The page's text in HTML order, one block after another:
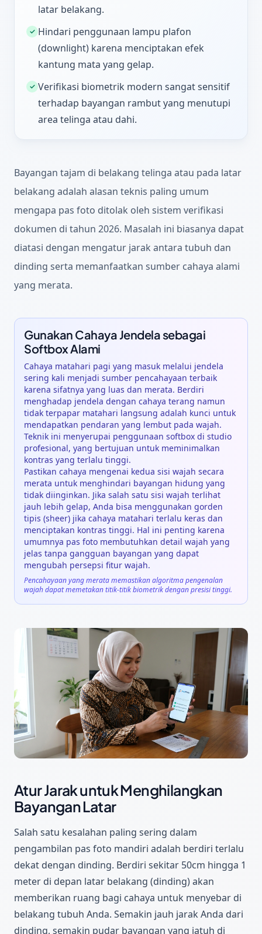
latar belakang.
✓ Hindari penggunaan lampu plafon
(downlight) karena menciptakan efek
kantung mata yang gelap.
✓ Verifikasi biometrik modern sangat sensitif
terhadap bayangan rambut yang menutupi
area telinga atau dahi.
Bayangan tajam di belakang telinga atau pada latar
belakang adalah alasan teknis paling umum
mengapa pas foto ditolak oleh sistem verifikasi
dokumen di tahun 2026. Masalah ini biasanya dapat
diatasi dengan mengatur jarak antara tubuh dan
dinding serta memanfaatkan sumber cahaya alami
yang merata.
Gunakan Cahaya Jendela sebagai
Softbox Alami
Cahaya matahari pagi yang masuk melalui jendela
sering kali menjadi sumber pencahayaan terbaik
karena sifatnya yang luas dan merata. Berdiri
menghadap jendela dengan cahaya terang namun
tidak terpapar matahari langsung adalah kunci untuk
mendapatkan pendaran yang lembut pada wajah.
Teknik ini menyerupai penggunaan softbox di studio
profesional, yang bertujuan untuk meminimalkan
kontras yang terlalu tinggi.
Pastikan cahaya mengenai kedua sisi wajah secara
merata untuk menghindari bayangan hidung yang
tidak diinginkan. Jika salah satu sisi wajah terlihat
jauh lebih gelap, Anda bisa menggunakan gorden
tipis (sheer) jika cahaya matahari terlalu keras dan
menciptakan kontras tinggi. Hal ini penting karena
umumnya pas foto membutuhkan detail wajah yang
jelas tanpa gangguan bayangan yang dapat
mengubah persepsi fitur wajah.
Pencahayaan yang merata memastikan algoritma pengenalan
wajah dapat memetakan titik-titik biometrik dengan presisi tinggi.
Atur Jarak untuk Menghilangkan
Bayangan Latar
Salah satu kesalahan paling sering dalam
pengambilan pas foto mandiri adalah berdiri terlalu
dekat dengan dinding. Berdiri sekitar 50cm hingga 1
meter di depan latar belakang (dinding) akan
memberikan ruang bagi cahaya untuk menyebar di
belakang tubuh Anda. Semakin jauh jarak Anda dari
dinding, semakin pudar bayangan yang jatuh di